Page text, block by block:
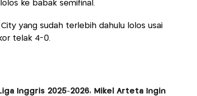
ke babak semifinal.
yang sudah terlebih dahulu lolos usai
telak 4-0.
Inggris 2025-2026, Mikel Arteta Ingin